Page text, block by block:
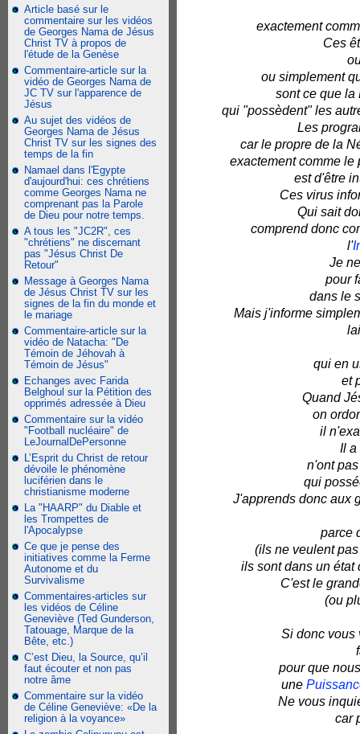
Article basé sur le
commentaire sur les vidéos
de Georges Nama de Jésus
Christ TV à propos de
l'étude de la Genèse
Commentaire-article sur la
vidéo de Georges Nama de
JC TV sur l'apparence de
Jésus
Au sujet des vidéos de
Georges Nama de Jésus
Christ TV sur les signes des
temps de la fin
Namael dans l'Egypte
d'aujourd'hui: ces chrétiens
comme Georges Nama ne
comprenant pas la Parole
de Dieu pour notre temps.
A tous les "JC2R", ces
"chrétiens" ne discernant
pas "Jésus Christ De
Retour"
Message à Georges Nama
de Jésus Christ TV sur les
signes de la fin du monde et
le mariage
Commentaire-article sur la
vidéo de Natacha: "De
Témoin de Jéhovah à
Témoin de Jésus"
Echanges avec Farida
Belghoul sur la Pétition des
opprimés adressée à Dieu
Commentaire sur la vidéo
"Football nucléaire" de
LeJournalDePersonne
L’Esprit du Christ de retour
dévoile le phénomène
luciférien dans le
christianisme moderne
La "HAARP" du Diable et
les Trompettes de
l'Apocalypse
Ce que je pense des
initiatives comme la Ferme
Autonome et du
Survivalisme
Commentaires-articles sur
les vidéos de Céline
Geneviève (Ted Gunderson,
Tatouage, Marque de la
Bête, etc.)
C’est Dieu, la Source, qu’il
faut écouter et non pas
notre âme
Commentaire sur la vidéo
de Céline Geneviève: «De la
religion à la voyance»
exactement
Ces
ou simplement
sont ce que la
qui "possèdent" les
Les
car le propre de la
exactement comme le
est d'être
Ces virus
Qui sait
comprend donc
l'
Je
pour
dans le
Mais j'informe
qui en
et
Quand
on
il
Il a
n'ont
qui
J'apprends donc aux
parce
(ils ne veulent
ils sont dans un état
C'est le
(ou
Si donc vous
pour que
une
Ne vous
car